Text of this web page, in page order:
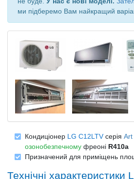
ми підберемо Вам найкращий
Кондиціонер LG C12LTV серія Art
озонобезпечному фреоні R410a
Призначений для приміщень
Технічні характеристики